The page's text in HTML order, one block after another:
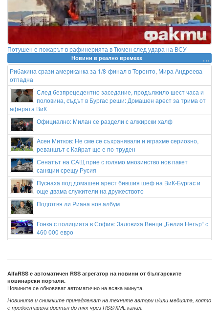
Потушен е пожарът в рафинерията в Тюмен след удара на ВСУ
Новини в реално времеss
Рибакина срази американка за 1/8-финал в Торонто, Мира Андреева
отпадна
След безпрецедентно заседание, продължило шест часа и
половина, съдът в Бургас реши: Домашен арест за трима от
аферата ВиК
Официално: Милан се раздели с алжирски халф
Асен Митков: Не сме се съхранявали и играхме сериозно,
реваншът с Кайрат ще е по-труден
Сенатът на САЩ прие с голямо мнозинство нов пакет
санкции срещу Русия
Пуснаха под домашен арест бившия шеф на ВиК-Бургас и
още двама служители на дружеството
Подготвя ли Риана нов албум
Гонка с полицията в София: Заловиха Венци „Белия Негър“ с
460 000 евро
AlfaRSS е автоматичен RSS агрегатор на новини от българските
новинарски портали.
Новините се обновяват автоматично на всяка минута.
Новините и снимките принадлежат на техните автори и/или медията, която
е предоставила достъп до тях чрез RSS/XML канал.